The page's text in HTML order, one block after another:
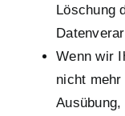
Löschung
Wenn wir
nicht